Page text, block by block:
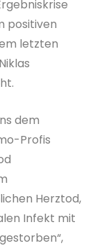
positiven
letzten
dem
Profis
Herztod,
Infekt mit